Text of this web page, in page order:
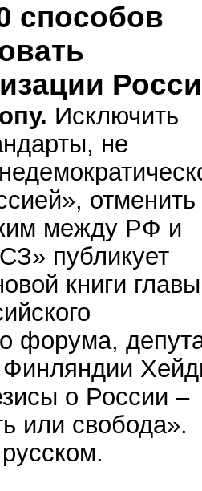
способов
Исключить
не
отменить
между РФ и
публикует
книги главы
форума,
о России –
или свобода».